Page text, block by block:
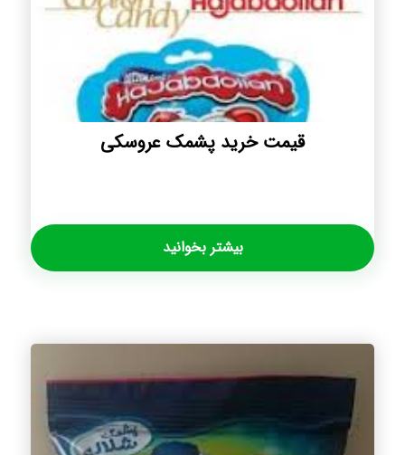
قیمت خرید پشمک عروسکی
بیشتر بخوانید